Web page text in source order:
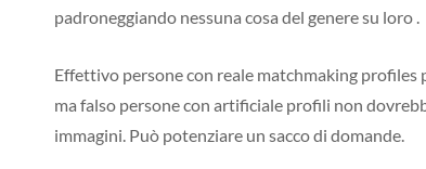
padroneggiando nessuna cosa del genere su loro .
Effettivo persone con reale matchmaking
ma falso persone con artificiale profili non
immagini. Può potenziare un sacco di domande.